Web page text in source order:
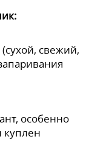
свежий,
особенно
куплен